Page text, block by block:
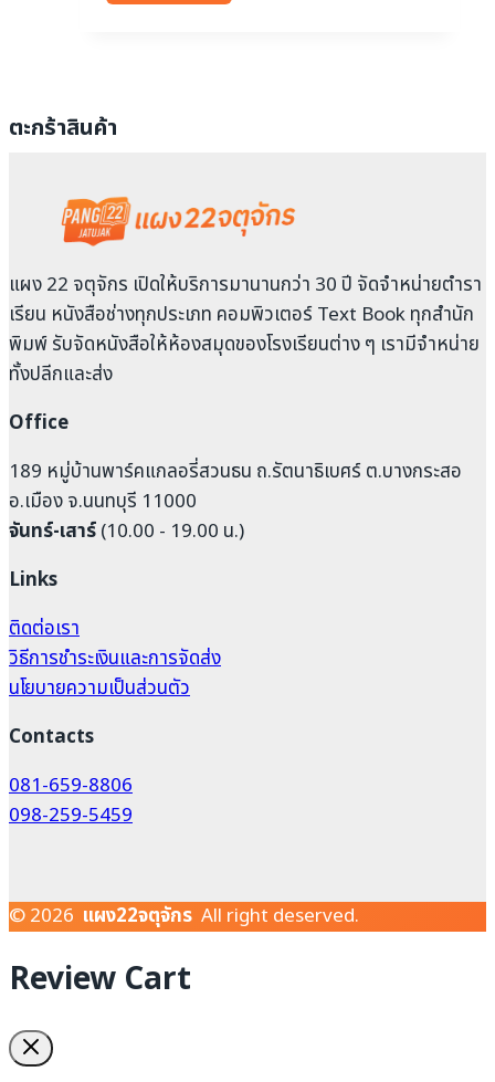
ตะกร้าสินค้า
แผง 22 จตุจักร เปิดให้บริการมานานกว่า 30 ปี จัดจำหน่ายตำรา
เรียน หนังสือช่างทุกประเภท คอมพิวเตอร์ Text Book ทุกสำนัก
พิมพ์ รับจัดหนังสือให้ห้องสมุดของโรงเรียนต่าง ๆ เรามีจำหน่าย
ทั้งปลีกและส่ง
Office
189 หมู่บ้านพาร์คแกลอรี่สวนธน ถ.รัตนาธิเบศร์ ต.บางกระสอ
อ.เมือง จ.นนทบุรี 11000
จันทร์-เสาร์(10.00 - 19.00 น.)
Links
ติดต่อเรา
วิธีการชำระเงินและการจัดส่ง
นโยบายความเป็นส่วนตัว
Contacts
081-659-8806
098-259-5459
© 2026 แผง22จตุจักร All right deserved.
Review Cart